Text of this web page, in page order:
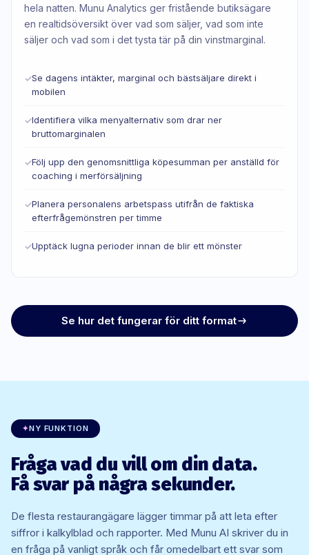
hela natten. Munu Analytics ger fristående butiksägare
en realtidsöversikt över vad som säljer, vad som inte
säljer och vad som i det tysta tär på din vinstmarginal.
✓Se dagens intäkter, marginal och bästsäljare direkt i
mobilen
✓Identifiera vilka menyalternativ som drar ner
bruttomarginalen
✓Följ upp den genomsnittliga köpesumman per anställd för
coaching i merförsäljning
✓Planera personalens arbetspass utifrån de faktiska
efterfrågemönstren per timme
✓Upptäck lugna perioder innan de blir ett mönster
Se hur det fungerar för ditt format
✦NY FUNKTION
Fråga vad du vill om din data.
Få svar på några sekunder.
De flesta restaurangägare lägger timmar på att leta efter
siffror i kalkylblad och rapporter. Med Munu AI skriver du in
en fråga på vanligt språk och får omedelbart ett svar som